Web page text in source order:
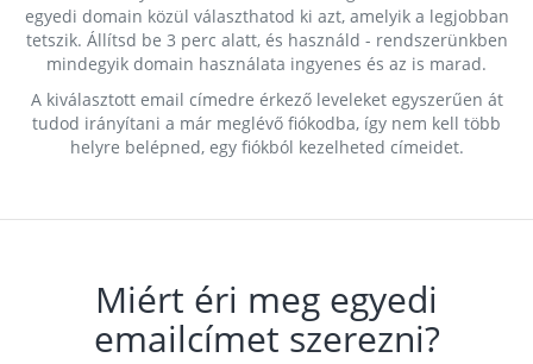
egyedi domain közül választhatod ki azt, amelyik a legjobban
tetszik. Állítsd be 3 perc alatt, és használd - rendszerünkben
mindegyik domain használata ingyenes és az is marad.
A kiválasztott email címedre érkező leveleket egyszerűen át
tudod irányítani a már meglévő fiókodba, így nem kell több
helyre belépned, egy fiókból kezelheted címeidet.
Miért éri meg egyedi
emailcímet szerezni?